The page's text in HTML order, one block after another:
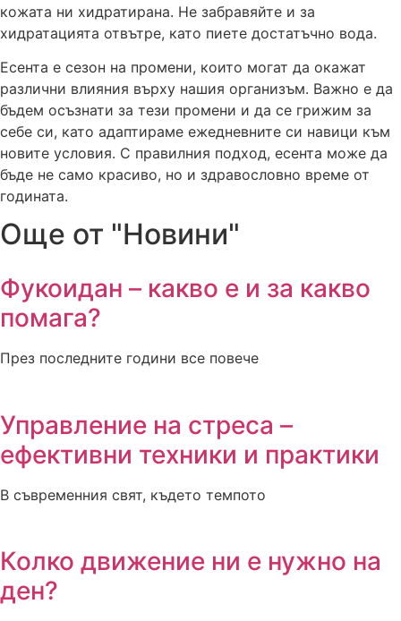
кожата ни хидратирана. Не забравяйте и за
хидратацията отвътре, като пиете достатъчно вода.
Есента е сезон на промени, които могат да окажат
различни влияния върху нашия организъм. Важно е да
бъдем осъзнати за тези промени и да се грижим за
себе си, като адаптираме ежедневните си навици към
новите условия. С правилния подход, есента може да
бъде не само красиво, но и здравословно време от
годината.
Още от "Новини"
Фукоидан – какво е и за какво
помага?
През последните години все повече
Управление на стреса –
ефективни техники и практики
В съвременния свят, където темпото
Колко движение ни е нужно на
ден?